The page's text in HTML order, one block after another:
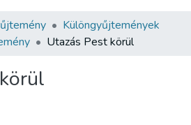
Különgyűjtemények
Utazás Pest körül